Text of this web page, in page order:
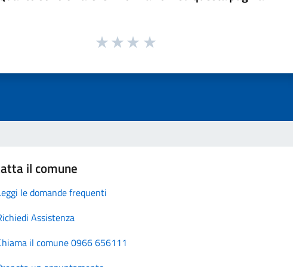
il comune
le domande frequenti
Assistenza
il comune 0966 656111